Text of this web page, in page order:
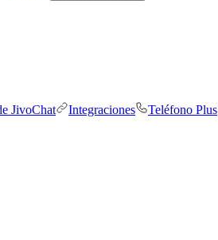
JivoChat Integraciones Teléfono Plus